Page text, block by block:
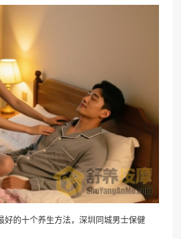
好的十个养生方法，深圳同城男士保健